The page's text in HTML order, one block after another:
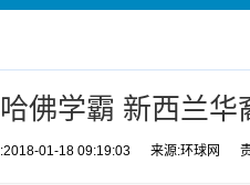
佛学霸 新西兰华
01-18 09:19:03 来源:环球网